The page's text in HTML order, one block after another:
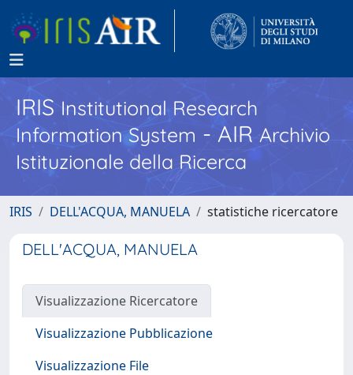
IRISInstitutional Research
Information System - AIR Archivio
Istituzionale della Ricerca
IRIS DELL'ACQUA, MANUELA statistiche ricercatore
DELL'ACQUA, MANUELA
Visualizzazione Ricercatore
Visualizzazione Pubblicazione
Visualizzazione File